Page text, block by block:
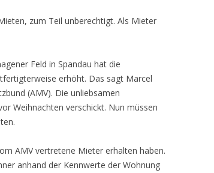
zum Teil unberechtigt. Als Mieter
Feld in Spandau hat die
erhöht. Das sagt Marcel
(AMV). Die unliebsamen
Weihnachten verschickt. Nun müssen
AMV vertretene Mieter erhalten haben.
anhand der Kennwerte der Wohnung